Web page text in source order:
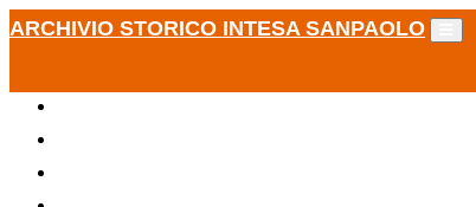
ARCHIVIO STORICO INTESA SANPAOLO